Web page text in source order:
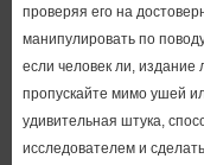
проверяя его на
манипулировать по
если человек ли,
пропускайте мимо ушей
удивительная штука,
исследователем и